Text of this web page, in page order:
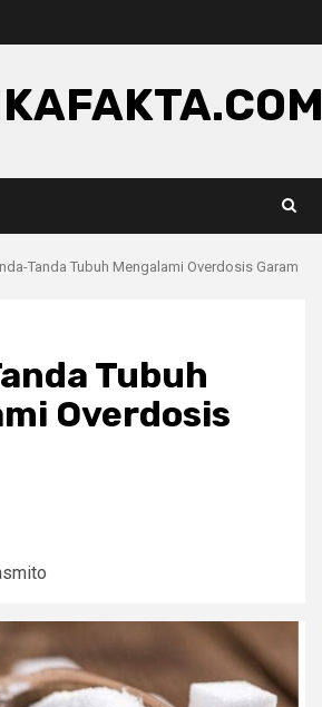
Tanda Tubuh Mengalami Overdosis Garam
Tubuh
Overdosis